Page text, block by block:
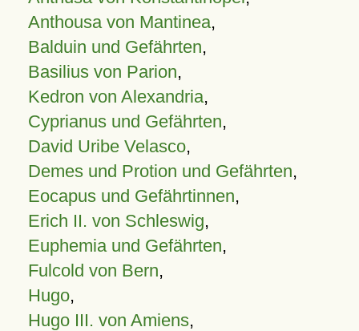
Anthousa von Mantinea,
Balduin und Gefährten,
Basilius von Parion,
Kedron von Alexandria,
Cyprianus und Gefährten,
David Uribe Velasco,
Demes und Protion und Gefährten,
Eocapus und Gefährtinnen,
Erich II. von Schleswig,
Euphemia und Gefährten,
Fulcold von Bern,
Hugo,
Hugo III. von Amiens,